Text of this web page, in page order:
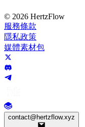
© 2026 HertzFlow
服務條款
隱私政策
媒體素材包
contact@hertzflow.xyz